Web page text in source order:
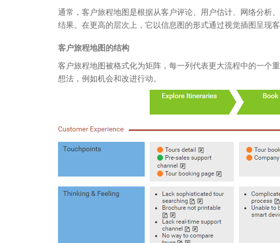
通常，客户旅程地图是根据从客户评论、用户估计、网络分析
结果。在更高的层次上，它以信息图的形式通过视觉插图呈现客
客户旅程地图的结构
客户旅程地图被格式化为矩阵，每一列代表更大流程中的一个
想法，例如机会和改进行动。